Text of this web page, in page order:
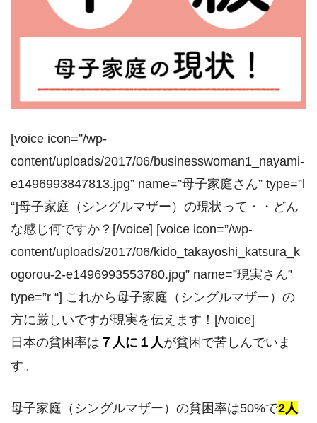
[voice icon=”/wp-
content/uploads/2017/06/businesswoman1_nayami-
e1496993847813.jpg” name=”母子家庭さん” type=”l
“]母子家庭（シングルマザー）の現状って・・どん
な感じ何ですか？[/voice] [voice icon=”/wp-
content/uploads/2017/06/kido_takayoshi_katsura_k
ogorou-2-e1496993553780.jpg” name=”現実さん”
type=”r “] これから母子家庭（シングルマザー）の
方に厳しいですが現実を伝えます！[/voice]
日本の貧困率は ７人に１人が貧困で苦しんでいま
す。
母子家庭（シングルマザー）の貧困率は50%で2人